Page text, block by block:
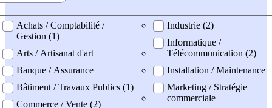
professionel
Achats / Comptabilité /
Gestion (1)
Arts / Artisanat d'art
Banque / Assurance
Bâtiment / Travaux Publics (1)
Commerce / Vente (2)
Industrie (2)
Informatique /
Télécommunication (2)
Installation / Maintenance
Marketing / Stratégie
commerciale